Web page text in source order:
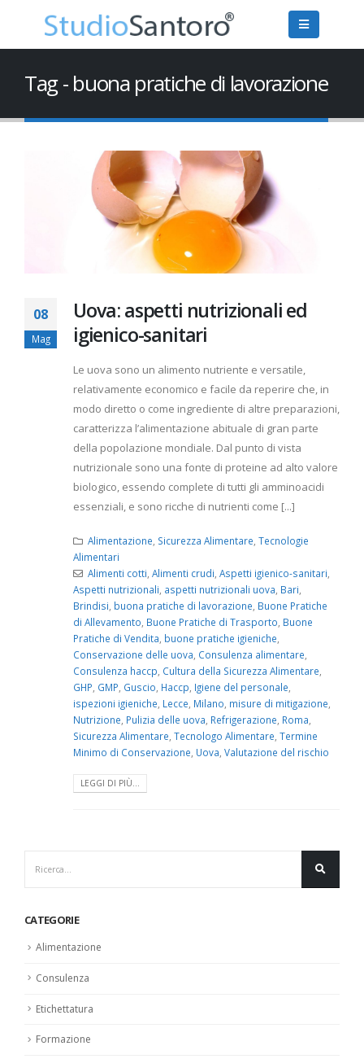
Tag - buona pratiche di lavorazione
08
Mag
Uova: aspetti nutrizionali ed
igienico-sanitari
Le uova sono un alimento nutriente e versatile,
relativamente economico e facile da reperire che, in
modo diretto o come ingrediente di altre preparazioni,
caratterizza l’alimentazione abituale di gran parte
della popolazione mondiale. Dal punto di vista
nutrizionale sono una fonte di proteine ​​ad alto valore
biologico, essendo complete di tutti gli amminoacidi
essenziali, e sono ricche di nutrienti come [...]
Alimentazione, Sicurezza Alimentare, Tecnologie
Alimentari
Alimenti cotti, Alimenti crudi, Aspetti igienico-sanitari,
Aspetti nutrizionali, aspetti nutrizionali uova, Bari,
Brindisi, buona pratiche di lavorazione, Buone Pratiche
di Allevamento, Buone Pratiche di Trasporto, Buone
Pratiche di Vendita, buone pratiche igieniche,
Conservazione delle uova, Consulenza alimentare,
Consulenza haccp, Cultura della Sicurezza Alimentare,
GHP, GMP, Guscio, Haccp, Igiene del personale,
ispezioni igieniche, Lecce, Milano, misure di mitigazione,
Nutrizione, Pulizia delle uova, Refrigerazione, Roma,
Sicurezza Alimentare, Tecnologo Alimentare, Termine
Minimo di Conservazione, Uova, Valutazione del rischio
LEGGI DI PIÙ...
CATEGORIE
Alimentazione
Consulenza
Etichettatura
Formazione